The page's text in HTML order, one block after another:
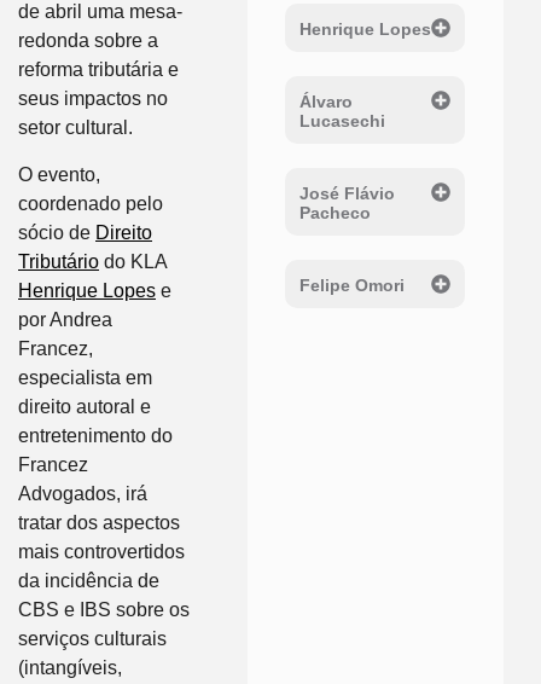
de abril uma mesa-
redonda sobre a
reforma tributária e
seus impactos no
setor cultural.
O evento,
coordenado pelo
sócio de Direito
Tributário do KLA
Henrique Lopes e
por Andrea
Francez,
especialista em
direito autoral e
entretenimento do
Francez
Advogados, irá
tratar dos aspectos
mais controvertidos
da incidência de
CBS e IBS sobre os
serviços culturais
(intangíveis,
Henrique Lopes
Álvaro
Lucasechi
José Flávio
Pacheco
Felipe Omori